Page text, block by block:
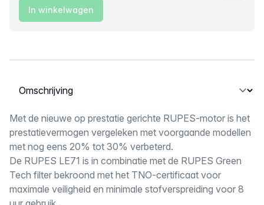
In winkelwagen
Selecteer een tabblad
Omschrijving
Met de nieuwe op prestatie gerichte RUPES-motor is het
prestatievermogen vergeleken met voorgaande modellen
met nog eens 20% tot 30% verbeterd.
De RUPES LE71 is in combinatie met de RUPES Green
Tech filter bekroond met het TNO-certificaat voor
maximale veiligheid en minimale stofverspreiding voor 8